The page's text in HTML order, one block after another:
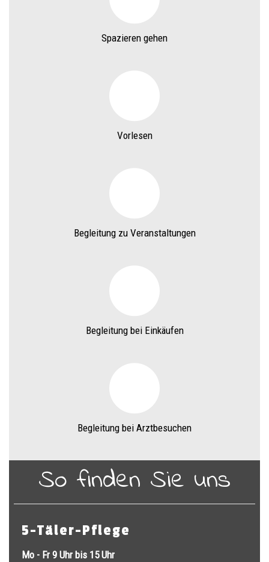
Spazieren gehen
Vorlesen
Begleitung zu Veranstaltungen
Begleitung bei Einkäufen
Begleitung bei Arztbesuchen
So finden Sie uns
5-Täler-Pflege
Mo - Fr 9 Uhr bis 15 Uhr